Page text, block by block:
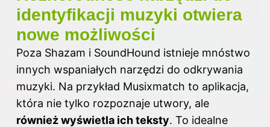
identyfikacji muzyki otwiera
nowe możliwości
Poza Shazam i SoundHound istnieje mnóstwo
innych wspaniałych narzędzi do odkrywania
muzyki. Na przykład Musixmatch to aplikacja,
która nie tylko rozpoznaje utwory, ale
również wyświetla ich teksty. To idealne